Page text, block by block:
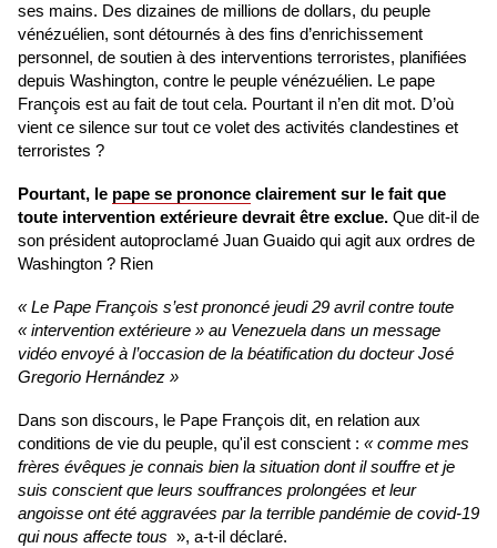
ses mains. Des dizaines de millions de dollars, du peuple
vénézuélien, sont détournés à des fins d’enrichissement
personnel, de soutien à des interventions terroristes, planifiées
depuis Washington, contre le peuple vénézuélien. Le pape
François est au fait de tout cela. Pourtant il n’en dit mot. D’où
vient ce silence sur tout ce volet des activités clandestines et
terroristes ?
Pourtant, le pape se prononce clairement sur le fait que
toute intervention extérieure devrait être exclue. Que dit-il de
son président autoproclamé Juan Guaido qui agit aux ordres de
Washington ? Rien
«Le Pape François s’est prononcé jeudi 29 avril contre toute
« intervention extérieure » au Venezuela dans un message
vidéo envoyé à l’occasion de la béatification du docteur José
Gregorio Hernández »
Dans son discours, le Pape François dit, en relation aux
conditions de vie du peuple, qu'il est conscient : « comme mes
frères évêques je connais bien la situation dont il souffre et je
suis conscient que leurs souffrances prolongées et leur
angoisse ont été aggravées par la terrible pandémie de covid-19
qui nous affecte tous », a-t-il déclaré.